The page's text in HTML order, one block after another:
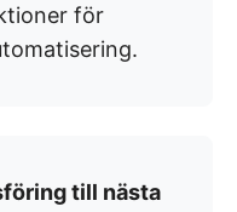
för
till nästa